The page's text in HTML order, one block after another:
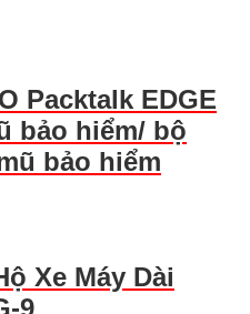
Packtalk EDGE
bảo hiểm/ bộ
bảo hiểm
Xe Máy Dài
9